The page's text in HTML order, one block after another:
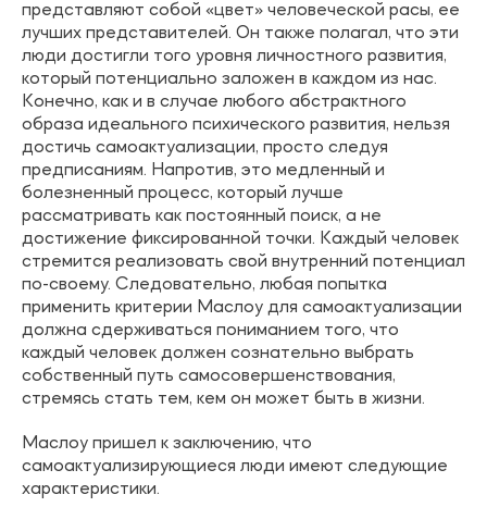
представляют собой «цвет» человеческой расы, ее
лучших представителей. Он также полагал, что эти
люди достигли того уровня личностного развития,
который потенциально заложен в каждом из нас.
Конечно, как и в случае любого абстрактного
образа идеального психического развития, нельзя
достичь самоактуализации, просто следуя
предписаниям. Напротив, это медленный и
болезненный процесс, который лучше
рассматривать как постоянный поиск, а не
достижение фиксированной точки. Каждый человек
стремится реализовать свой внутренний потенциал
по-своему. Следовательно, любая попытка
применить критерии Маслоу для самоактуализации
должна сдерживаться пониманием того, что
каждый человек должен сознательно выбрать
собственный путь самосовершенствования,
стремясь стать тем, кем он может быть в жизни.
Маслоу пришел к заключению, что
самоактуализирующиеся люди имеют следующие
характеристики.